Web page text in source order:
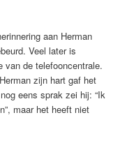
aan Herman
Veel later is
van de telefooncentrale.
zijn hart gaf het
eens sprak zei hij: “Ik
maar het heeft niet